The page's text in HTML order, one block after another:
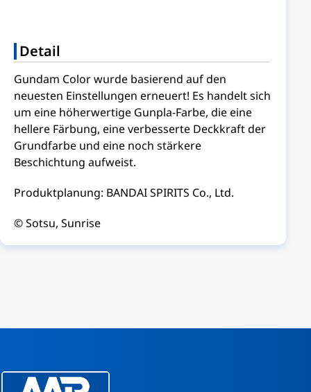
Detail
Gundam Color wurde basierend auf den
neuesten Einstellungen erneuert! Es handelt sich
um eine höherwertige Gunpla-Farbe, die eine
hellere Färbung, eine verbesserte Deckkraft der
Grundfarbe und eine noch stärkere
Beschichtung aufweist.
Produktplanung: BANDAI SPIRITS Co., Ltd.
© Sotsu, Sunrise